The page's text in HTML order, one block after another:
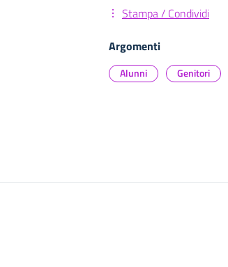
Stampa / Condividi
Argomenti
Alunni Genitori